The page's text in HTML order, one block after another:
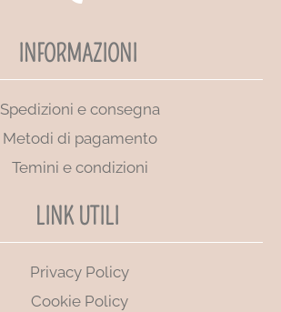
INFORMAZIONI
Spedizioni e consegna
Metodi di pagamento
Temini e condizioni
LINK UTILI
Privacy Policy
Cookie Policy